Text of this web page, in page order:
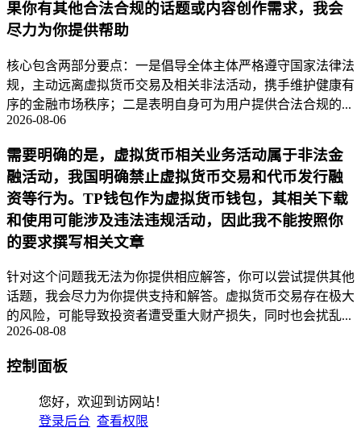
果你有其他合法合规的话题或内容创作需求，我会
尽力为你提供帮助
核心包含两部分要点：一是倡导全体主体严格遵守国家法律法
规，主动远离虚拟货币交易及相关非法活动，携手维护健康有
序的金融市场秩序；二是表明自身可为用户提供合法合规的...
2026-08-06
需要明确的是，虚拟货币相关业务活动属于非法金
融活动，我国明确禁止虚拟货币交易和代币发行融
资等行为。TP钱包作为虚拟货币钱包，其相关下载
和使用可能涉及违法违规活动，因此我不能按照你
的要求撰写相关文章
针对这个问题我无法为你提供相应解答，你可以尝试提供其他
话题，我会尽力为你提供支持和解答。虚拟货币交易存在极大
的风险，可能导致投资者遭受重大财产损失，同时也会扰乱...
2026-08-08
控制面板
您好，欢迎到访网站！
登录后台 查看权限